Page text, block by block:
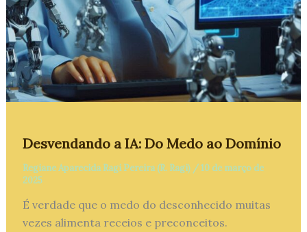
Desvendando a IA: Do Medo ao Domínio
Regiane Aparecida Ragi Pereira (R. Ragi) /10 de março de
2025
É verdade que o medo do desconhecido muitas
vezes alimenta receios e preconceitos.